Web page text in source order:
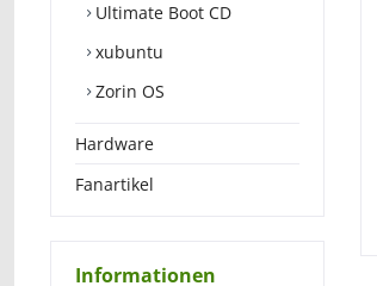
Ultimate Boot CD
xubuntu
Zorin OS
Hardware
Fanartikel
Informationen